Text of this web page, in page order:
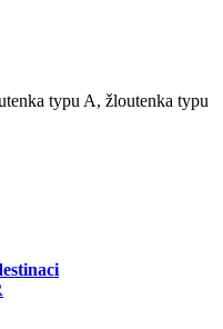
typu A, žloutenka typu